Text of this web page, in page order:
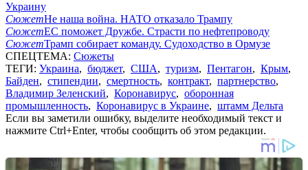
Украину
СюжетНе наша война. НАТО отказало Трампу
СюжетЕС поможет Дружбе. Страсти по нефтепроводу
СюжетТрамп собирает команду. Судоходство в Ормузе
СПЕЦТЕМА: Сюжеты
ТЕГИ: Украина, бюджет, США, туризм, Пентагон, Крым,
Байден, стипендии, смертность, контракт, партнерство,
Владимир Зеленский, Коронавирус, оборонная
промышленность, Коронавирус в Украине, штамм Дельта
Если вы заметили ошибку, выделите необходимый текст и
нажмите Ctrl+Enter, чтобы сообщить об этом редакции.